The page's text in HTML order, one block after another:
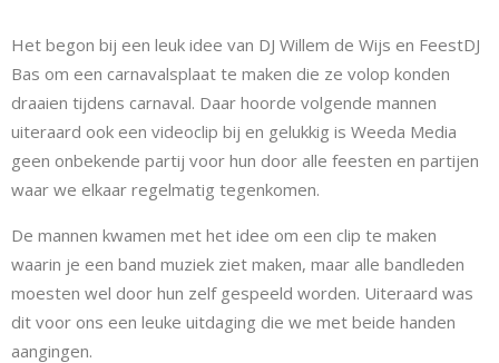
Het begon bij een leuk idee van DJ Willem de Wijs en FeestDJ
Bas om een carnavalsplaat te maken die ze volop konden
draaien tijdens carnaval. Daar hoorde volgende mannen
uiteraard ook een videoclip bij en gelukkig is Weeda Media
geen onbekende partij voor hun door alle feesten en partijen
waar we elkaar regelmatig tegenkomen.
De mannen kwamen met het idee om een clip te maken
waarin je een band muziek ziet maken, maar alle bandleden
moesten wel door hun zelf gespeeld worden. Uiteraard was
dit voor ons een leuke uitdaging die we met beide handen
aangingen.